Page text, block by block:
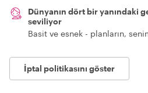
Dünyanın dört bir yanındaki
seviliyor
Basit ve esnek - planların,
İptal politikasını göster